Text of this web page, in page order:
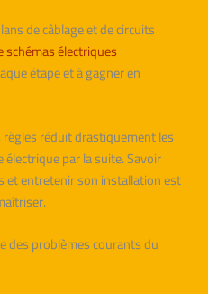
de câblage et de circuits
schémas électriques
étape et à gagner en
réduit drastiquement les
par la suite. Savoir
et entretenir son installation est
des problèmes courants du